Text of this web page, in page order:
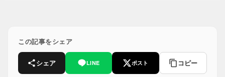
この記事をシェア
シェア LINE ポスト コピー